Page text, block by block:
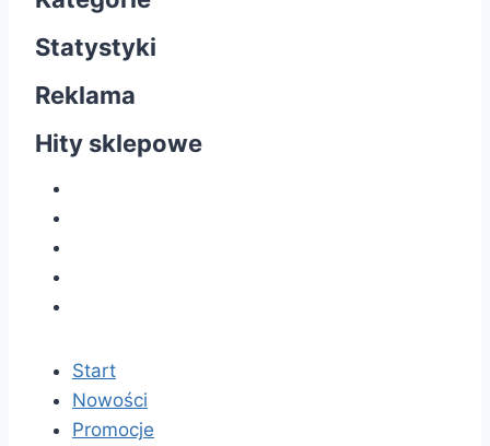
Statystyki
Reklama
Hity sklepowe
Start
Nowości
Promocje